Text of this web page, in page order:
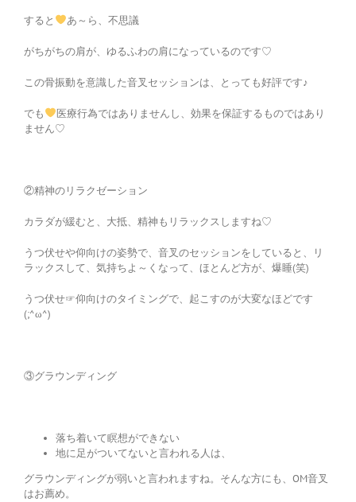
すると あ～ら、不思議
がちがちの肩が、ゆるふわの肩になっているのです♡
この骨振動を意識した音叉セッションは、とっても好評です♪
でも
医療行為ではありませんし、効果を保証するものではあり
ません♡
②精神のリラクゼーション
カラダが緩むと、大抵、精神もリラックスしますね♡
うつ伏せや仰向けの姿勢で、音叉のセッションをしていると、リ
ラックスして、気持ちよ～くなって、ほとんど方が、爆睡(笑)
うつ伏せ☞仰向けのタイミングで、起こすのが大変なほどです
(;^ω^)
③グラウンディング
落ち着いて瞑想ができない
地に足がついてないと言われる人は、
グラウンディングが弱いと言われますね。そんな方にも、OM音叉
はお薦め。